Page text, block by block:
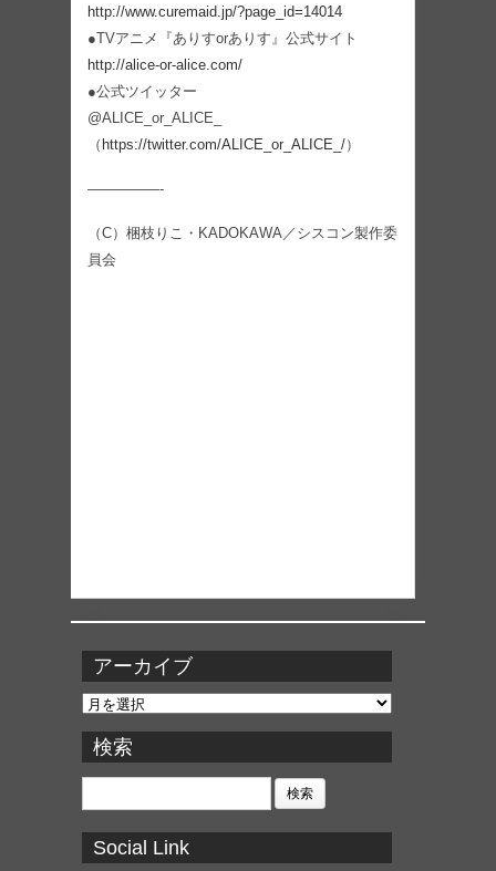
http://www.curemaid.jp/?page_id=14014
●TVアニメ『ありすorありす』公式サイト
http://alice-or-alice.com/
●公式ツイッター
@ALICE_or_ALICE_
（ https://twitter.com/ALICE_or_ALICE_/）
—————-
（C）梱枝りこ・KADOKAWA／シスコン製作委
員会
アーカイブ
ア
カ
イ
ブ
検索
検
Social Link